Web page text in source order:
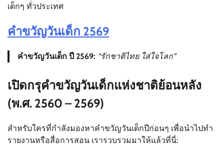
เด็กๆ ทั่วประเทศ
คำขวัญวันเด็ก 2569
คำขวัญวันเด็ก ปี 2569: “รักชาติไทย ใส่ใจโลก”
เปิดกรุคำขวัญวันเด็กแห่งชาติย้อนหลัง
(พ.ศ. 2560 – 2569)
สำหรับใครที่กำลังมองหาคำขวัญวันเด็กปีก่อนๆ เพื่อนำไปทำ
รายงานหรือสื่อการสอน เรารวบรวมมาให้แล้วที่นี่: